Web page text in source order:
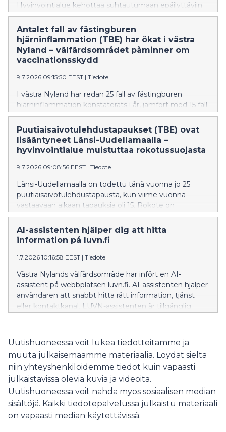
Hyvinvointialue kehottaa suhtautumaan epäilyttäviin
viesteihin varauksella eikä avaamaan niiden linkkejä tai
luovuttamaan henkilötietoja.
Antalet fall av fästingburen
hjärninflammation (TBE) har ökat i västra
Nyland – välfärdsområdet påminner om
vaccinationsskydd
9.7.2026 09:15:50 EEST | Tiedote
I västra Nyland har redan 25 fall av fästingburen
hjärninflammation konstaterats i år, jämfört med 15 fall
vid samma tidpunkt i fjol. Vaccinet är det effektivaste
sättet att skydda sig mot fästingburen
hjärninflammation.
Puutiaisaivotulehdustapaukset (TBE) ovat
lisääntyneet Länsi-Uudellamaalla –
hyvinvointialue muistuttaa rokotussuojasta
9.7.2026 09:08:56 EEST | Tiedote
Länsi-Uudellamaalla on todettu tänä vuonna jo 25
puutiaisaivotulehdustapausta, kun viime vuonna
vastaavaan aikaan tapauksia oli 15. Rokote on
tehokkain tapa suojautua puutiaisaivotulehdukselta.
AI-assistenten hjälper dig att hitta
information på luvn.fi
1.7.2026 10:16:58 EEST | Tiedote
Västra Nylands välfärdsområde har infört en AI-
assistent på webbplatsen luvn.fi. AI-assistenten hjälper
användaren att snabbt hitta rätt information, tjänst
eller kontaktkanal. LUVN-assistenten är tillgänglig
Uutishuoneessa voit lukea tiedotteitamme ja
muuta julkaisemaamme materiaalia. Löydät sieltä
niin yhteyshenkilöidemme tiedot kuin vapaasti
julkaistavissa olevia kuvia ja videoita.
Uutishuoneessa voit nähdä myös sosiaalisen median
sisältöjä. Kaikki tiedotepalvelussa julkaistu materiaali
on vapaasti median käytettävissä.